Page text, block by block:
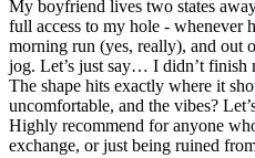
My boyfriend lives two states
full access to my hole - whenever
morning run (yes, really), and out
jog. Let’s just say… I didn’t finish
The shape hits exactly where it
uncomfortable, and the vibes?
Highly recommend for anyone
exchange, or just being ruined